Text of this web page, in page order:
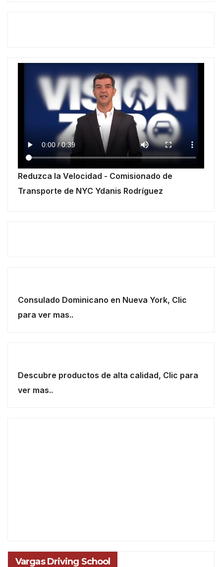
Reduzca la Velocidad - Comisionado de
Transporte de NYC Ydanis Rodríguez
Consulado Dominicano en Nueva York, Clic
para ver mas..
Descubre productos de alta calidad, Clic para
ver mas..
Vargas Driving School